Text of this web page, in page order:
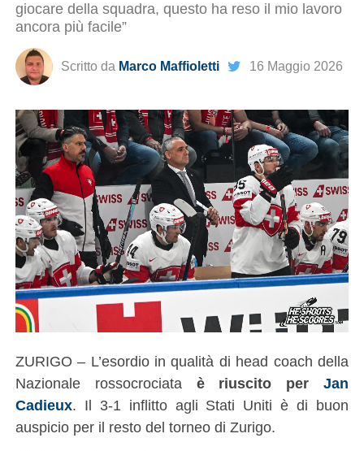
giocare della squadra, questo ha reso il mio lavoro
ancora più facile”
Scritto da Marco Maffioletti 16 Maggio 2026
ZURIGO – L’esordio in qualità di head coach della
Nazionale rossocrociata è riuscito perJan
Cadieux. Il 3-1 inflitto agli Stati Uniti è di buon
auspicio per il resto del torneo di Zurigo.